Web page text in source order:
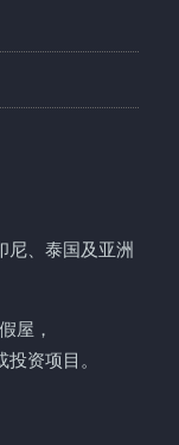
尼、泰国及亚洲
屋，
资项目。